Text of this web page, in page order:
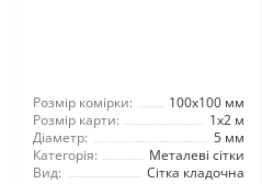
Розмір комірки:
100x100 мм
Розмір карти:
1x2 м
Діаметр:
5 мм
Категорія:
Металеві сітки
Вид:
Сітка кладочна